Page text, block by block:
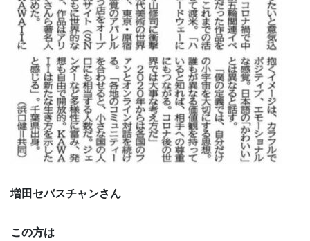
増田セバスチャンさん
この方は